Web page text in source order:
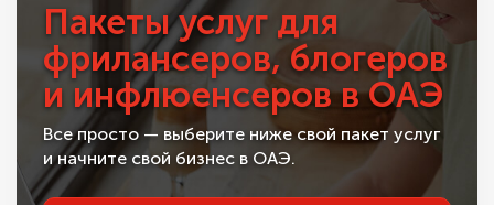
Пакеты услуг для
фрилансеров, блогеров
и инфлюенсеров в ОАЭ
Все просто — выберите ниже свой пакет услуг
и начните свой бизнес в ОАЭ.